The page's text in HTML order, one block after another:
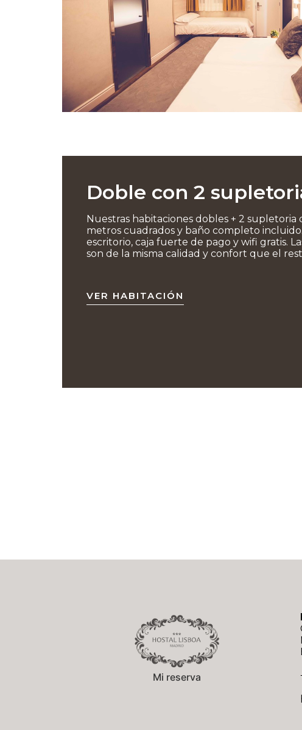
Doble con 2
Nuestras habitaciones dobles + 2 supletoria
metros cuadrados y baño completo
escritorio, caja fuerte de pago y wifi gratis.
son de la misma calidad y confort que el
VER HABITACIÓN
Mi reserva